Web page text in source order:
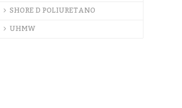
SHORE D POLIURETANO
UHMW